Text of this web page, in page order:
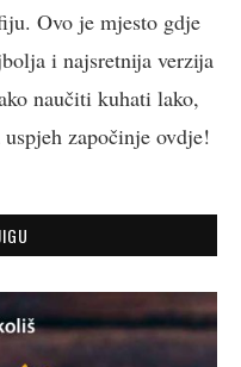
Ovo je mjesto gdje
i najsretnija verzija
naučiti kuhati lako,
započinje ovdje!